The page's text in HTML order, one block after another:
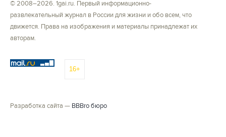
© 2008–2026. 1gai.ru. Первый информационно-
развлекательный журнал в России для жизни и обо всем, что
движется. Права на изображения и материалы принадлежат их
авторам.
16+
Разработка сайта — BBBro бюро